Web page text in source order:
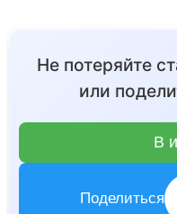
Не потеряйте
или
В
Поделиться